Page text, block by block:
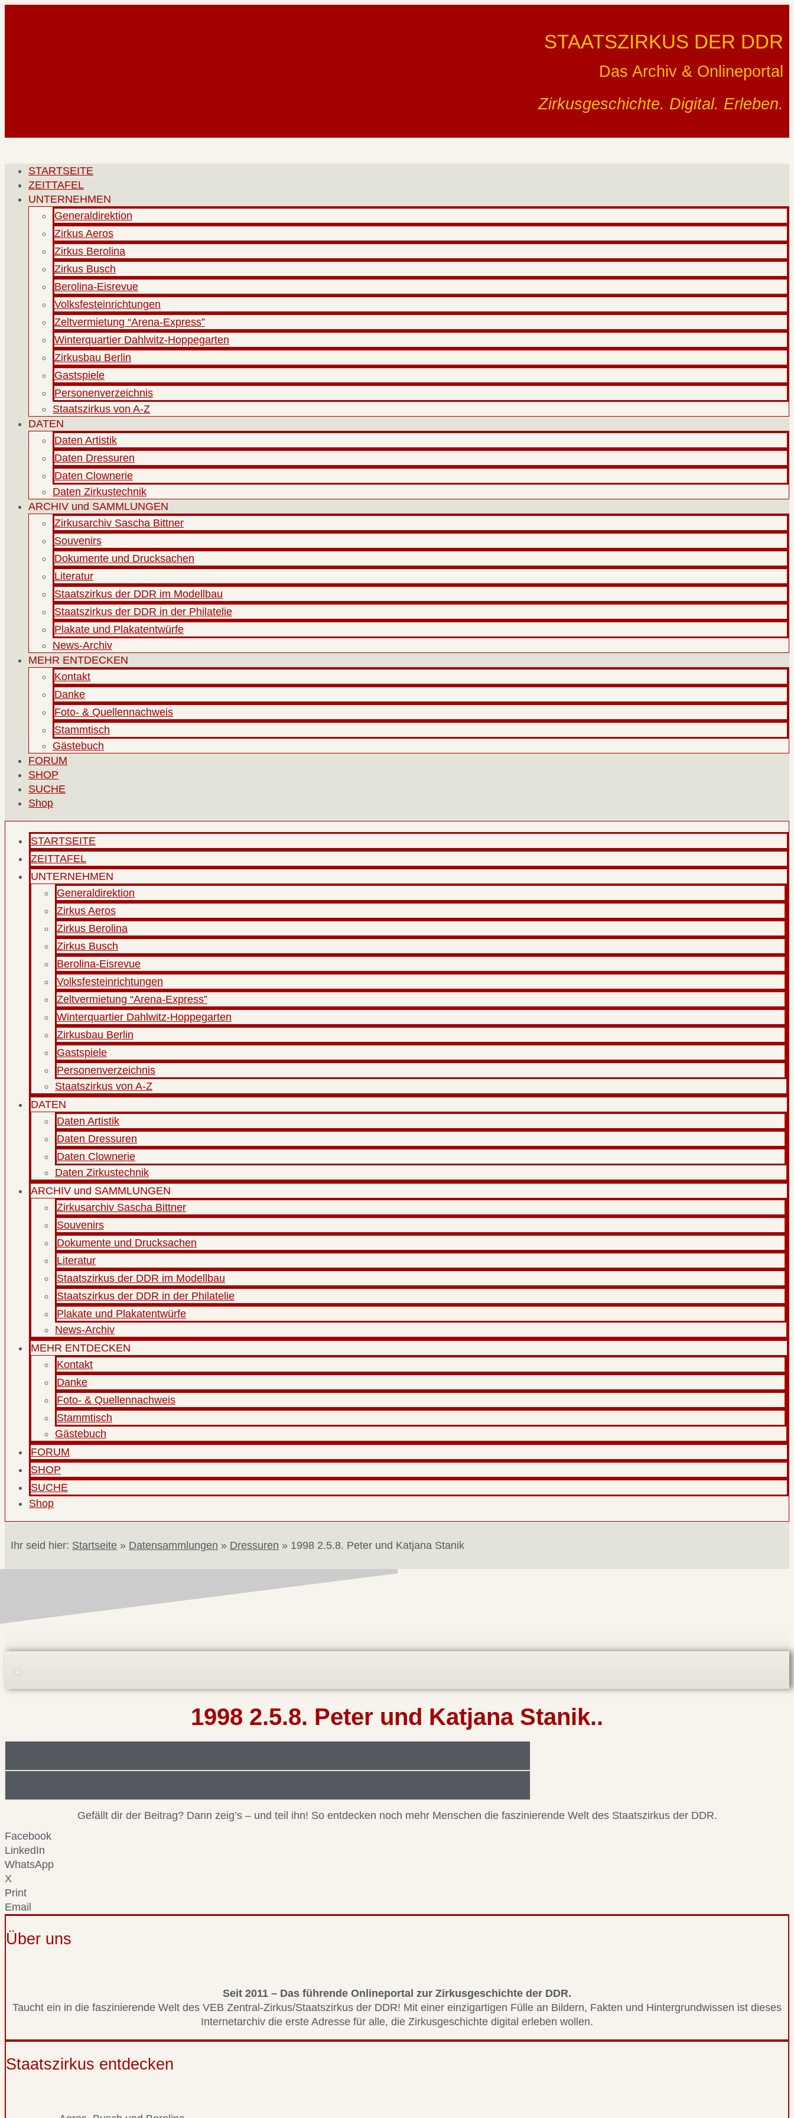
STAATSZIRKUS DER DDR
Das Archiv & Onlineportal
Zirkusgeschichte. Digital. Erleben.
STARTSEITE
ZEITTAFEL
UNTERNEHMEN
Generaldirektion
Zirkus Aeros
Zirkus Berolina
Zirkus Busch
Berolina-Eisrevue
Volksfesteinrichtungen
Zeltvermietung “Arena-Express”
Winterquartier Dahlwitz-Hoppegarten
Zirkusbau Berlin
Gastspiele
Personenverzeichnis
Staatszirkus von A-Z
DATEN
Daten Artistik
Daten Dressuren
Daten Clownerie
Daten Zirkustechnik
ARCHIV und SAMMLUNGEN
Zirkusarchiv Sascha Bittner
Souvenirs
Dokumente und Drucksachen
Literatur
Staatszirkus der DDR im Modellbau
Staatszirkus der DDR in der Philatelie
Plakate und Plakatentwürfe
News-Archiv
MEHR ENTDECKEN
Kontakt
Danke
Foto- & Quellennachweis
Stammtisch
Gästebuch
FORUM
SHOP
SUCHE
Shop
STARTSEITE
ZEITTAFEL
UNTERNEHMEN
Generaldirektion
Zirkus Aeros
Zirkus Berolina
Zirkus Busch
Berolina-Eisrevue
Volksfesteinrichtungen
Zeltvermietung “Arena-Express”
Winterquartier Dahlwitz-Hoppegarten
Zirkusbau Berlin
Gastspiele
Personenverzeichnis
Staatszirkus von A-Z
DATEN
Daten Artistik
Daten Dressuren
Daten Clownerie
Daten Zirkustechnik
ARCHIV und SAMMLUNGEN
Zirkusarchiv Sascha Bittner
Souvenirs
Dokumente und Drucksachen
Literatur
Staatszirkus der DDR im Modellbau
Staatszirkus der DDR in der Philatelie
Plakate und Plakatentwürfe
News-Archiv
MEHR ENTDECKEN
Kontakt
Danke
Foto- & Quellennachweis
Stammtisch
Gästebuch
FORUM
SHOP
SUCHE
Shop
Ihr seid hier: Startseite » Datensammlungen » Dressuren » 1998 2.5.8. Peter und Katjana Stanik
1998 2.5.8. Peter und Katjana Stanik..
Gefällt dir der Beitrag? Dann zeig’s – und teil ihn! So entdecken noch mehr Menschen die faszinierende Welt des Staatszirkus der DDR.
Facebook
LinkedIn
WhatsApp
X
Print
Email
Über uns
Seit 2011 – Das führende Onlineportal zur Zirkusgeschichte der DDR.
Taucht ein in die faszinierende Welt des VEB Zentral-Zirkus/Staatszirkus der DDR! Mit einer einzigartigen Fülle an Bildern, Fakten und Hintergrundwissen ist dieses
Internetarchiv die erste Adresse für alle, die Zirkusgeschichte digital erleben wollen.
Staatszirkus entdecken